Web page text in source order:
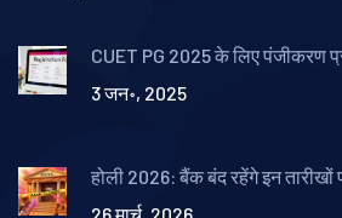
CUET PG 2025 के लिए पंजीकरण
3 जन॰, 2025
होली 2026: बैंक बंद रहेंगे इन तारीखों